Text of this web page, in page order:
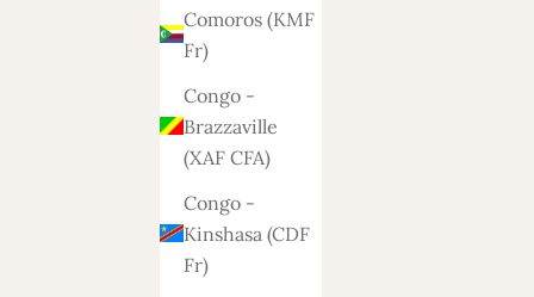
Comoros (KMF
Fr)
Congo -
Brazzaville
(XAF CFA)
Congo -
Kinshasa (CDF
Fr)